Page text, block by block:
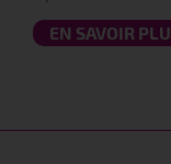
EN SAVOIR